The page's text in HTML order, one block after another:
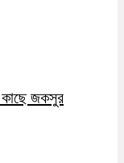
কাছে জকসুর